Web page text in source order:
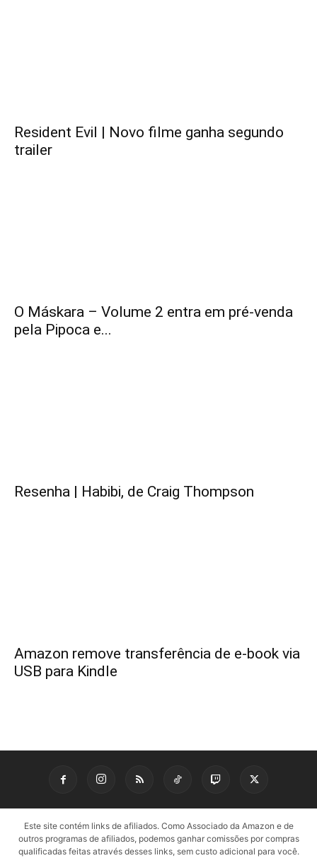
Resident Evil | Novo filme ganha segundo
trailer
O Máskara – Volume 2 entra em pré-venda
pela Pipoca e...
Resenha | Habibi, de Craig Thompson
Amazon remove transferência de e-book via
USB para Kindle
Este site contém links de afiliados. Como Associado da Amazon e de
outros programas de afiliados, podemos ganhar comissões por compras
qualificadas feitas através desses links, sem custo adicional para você.